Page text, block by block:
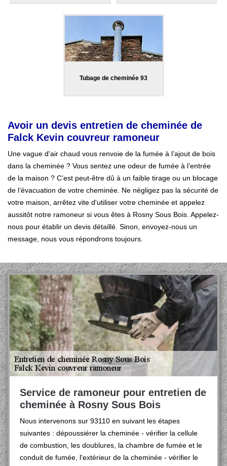
Tubage de cheminée 93
Avoir un devis entretien de cheminée de
Falck Kevin couvreur ramoneur
Une vague d'air chaud vous renvoie de la fumée à l’ajout de bois
dans la cheminée ? Vous sentez une odeur de fumée à l’entrée
de la maison ? C’est peut-être dû à un faible tirage ou un blocage
de l’évacuation de votre cheminée. Ne négligez pas la sécurité de
votre maison, arrêtez vite d'utiliser votre cheminée et appelez
aussitôt notre ramoneur si vous êtes à Rosny Sous Bois. Appelez-
nous pour établir un devis détaillé. Sinon, envoyez-nous un
message, nous vous répondrons toujours.
Service de ramoneur pour entretien de
cheminée à Rosny Sous Bois
Nous intervenons sur 93110 en suivant les étapes
suivantes : dépoussiérer la cheminée - vérifier la cellule
de combustion, les doublures, la chambre de fumée et le
conduit de fumée, l'extérieur de la cheminée - vérifier le